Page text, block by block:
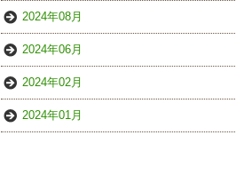
2024年08月
2024年06月
2024年02月
2024年01月